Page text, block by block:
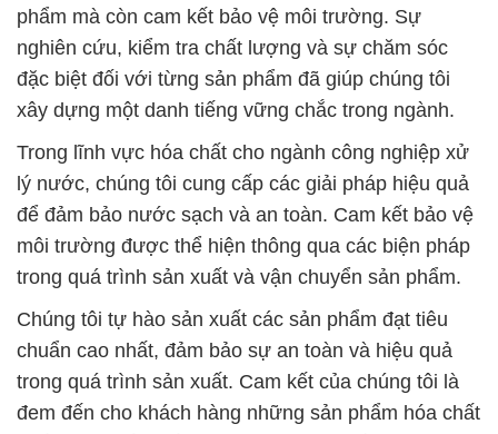
phẩm mà còn cam kết bảo vệ môi trường. Sự
nghiên cứu, kiểm tra chất lượng và sự chăm sóc
đặc biệt đối với từng sản phẩm đã giúp chúng tôi
xây dựng một danh tiếng vững chắc trong ngành.
Trong lĩnh vực hóa chất cho ngành công nghiệp xử
lý nước, chúng tôi cung cấp các giải pháp hiệu quả
để đảm bảo nước sạch và an toàn. Cam kết bảo vệ
môi trường được thể hiện thông qua các biện pháp
trong quá trình sản xuất và vận chuyển sản phẩm.
Chúng tôi tự hào sản xuất các sản phẩm đạt tiêu
chuẩn cao nhất, đảm bảo sự an toàn và hiệu quả
trong quá trình sản xuất. Cam kết của chúng tôi là
đem đến cho khách hàng những sản phẩm hóa chất